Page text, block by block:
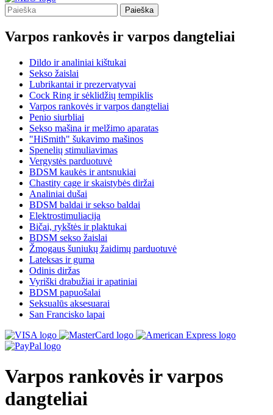
Paieška
Varpos rankovės ir varpos dangteliai
Dildo ir analiniai kištukai
Sekso žaislai
Lubrikantai ir prezervatyvai
Cock Ring ir sėklidžių tempiklis
Varpos rankovės ir varpos dangteliai
Penio siurbliai
Sekso mašina ir melžimo aparatas
"HiSmith" šukavimo mašinos
Spenelių stimuliavimas
Vergystės parduotuvė
BDSM kaukės ir antsnukiai
Chastity cage ir skaistybės diržai
Analiniai dušai
BDSM baldai ir sekso baldai
Elektrostimuliacija
Bičai, rykštės ir plaktukai
BDSM sekso žaislai
Žmogaus šuniukų žaidimų parduotuvė
Lateksas ir guma
Odinis diržas
Vyriški drabužiai ir apatiniai
BDSM papuošalai
Seksualūs aksesuarai
San Francisko lapai
Varpos rankovės ir varpos
dangteliai